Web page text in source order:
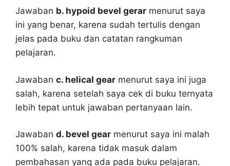
Jawaban b. hypoid bevel gerar menurut saya
ini yang benar, karena sudah tertulis dengan
jelas pada buku dan catatan rangkuman
pelajaran.
Jawaban c. helical gear menurut saya ini juga
salah, karena setelah saya cek di buku ternyata
lebih tepat untuk jawaban pertanyaan lain.
Jawaban d. bevel gear menurut saya ini malah
100% salah, karena tidak masuk dalam
pembahasan yang ada pada buku pelajaran.